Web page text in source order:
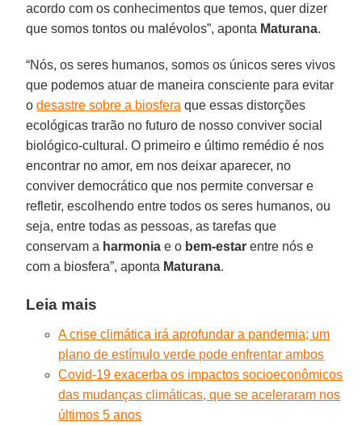
acordo com os conhecimentos que temos, quer dizer
que somos tontos ou malévolos”, aponta Maturana.
“Nós, os seres humanos, somos os únicos seres vivos
que podemos atuar de maneira consciente para evitar
odesastre sobre a biosfera que essas distorções
ecológicas trarão no futuro de nosso conviver social
biológico-cultural. O primeiro e último remédio é nos
encontrar no amor, em nos deixar aparecer, no
conviver democrático que nos permite conversar e
refletir, escolhendo entre todos os seres humanos, ou
seja, entre todas as pessoas, as tarefas que
conservam a harmonia e o bem-estar entre nós e
com a biosfera”, aponta Maturana.
Leia mais
A crise climática irá aprofundar a pandemia; um
plano de estímulo verde pode enfrentar ambos
Covid-19 exacerba os impactos socioeconômicos
das mudanças climáticas, que se aceleraram nos
últimos 5 anos